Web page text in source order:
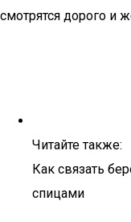
смотрятся дорого и
Читайте также:
Как связать
спицами